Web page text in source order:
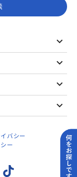
バシー
ー